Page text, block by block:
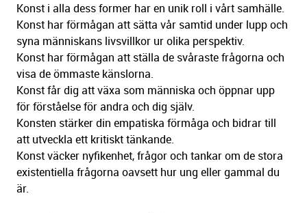
Konst i alla dess former har en unik roll i vårt samhälle.
Konst har förmågan att sätta vår samtid under lupp och
syna människans livsvillkor ur olika perspektiv.
Konst har förmågan att ställa de svåraste frågorna och
visa de ömmaste känslorna.
Konst får dig att växa som människa och öppnar upp
för förståelse för andra och dig själv.
Konsten stärker din empatiska förmåga och bidrar till
att utveckla ett kritiskt tänkande.
Konst väcker nyfikenhet, frågor och tankar om de stora
existentiella frågorna oavsett hur ung eller gammal du
är.